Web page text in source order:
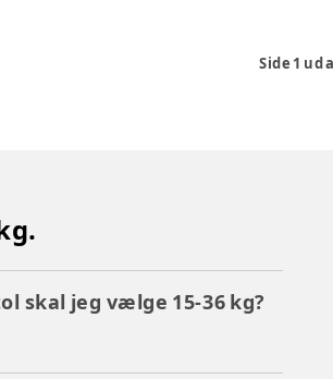
Side 1 ud
skal jeg vælge 15-36 kg?